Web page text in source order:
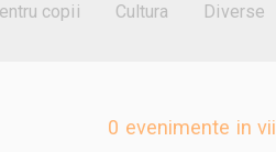
copii Cultura Diverse
0 evenimente in